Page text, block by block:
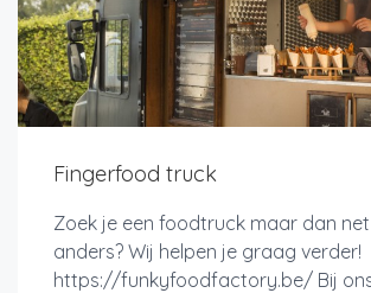
Fingerfood truck
Zoek je een foodtruck maar dan
anders? Wij helpen je graag verder!
https://funkyfoodfactory.be/ Bij